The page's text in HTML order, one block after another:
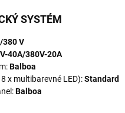
SYSTÉM
380 V
40A/380V-20A
Balboa
x multibarevné LED):Standard
Balboa